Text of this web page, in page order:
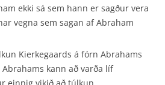
ekki sá sem hann er sagður vera
vegna sem sagan af Abraham
Kierkegaards á fórn Abrahams
kann að varða líf